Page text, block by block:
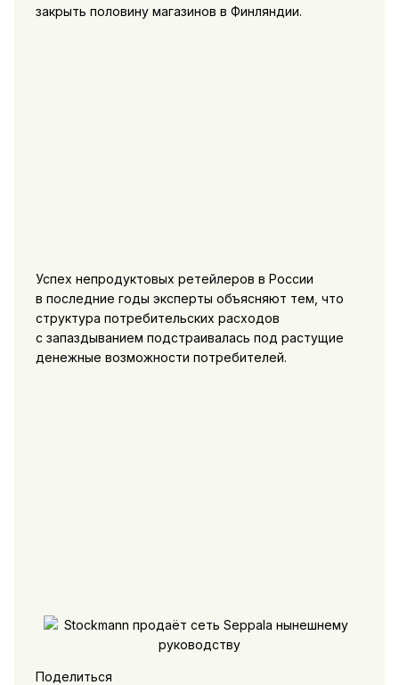
закрыть половину магазинов в Финляндии.
Успех непродуктовых ретейлеров в России
в последние годы эксперты объясняют тем, что
структура потребительских расходов
с запаздыванием подстраивалась под растущие
денежные возможности потребителей.
Поделиться